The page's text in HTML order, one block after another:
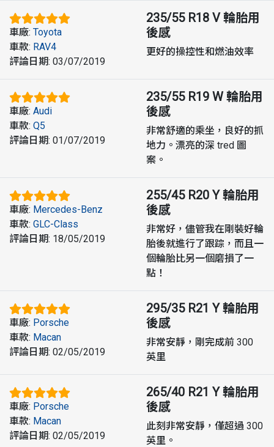
車廠: Toyota
車款: RAV4
評論日期: 03/07/2019
235/55 R18 V 輪胎用
後感
更好的操控性和燃油效率
車廠: Audi
車款: Q5
評論日期: 01/07/2019
235/55 R19 W 輪胎用
後感
非常舒適的乘坐，良好的抓
地力。漂亮的深 tred 圖
案。
車廠: Mercedes-Benz
車款: GLC-Class
評論日期: 18/05/2019
255/45 R20 Y 輪胎用
後感
非常好，儘管我在剛裝好輪
胎後就進行了跟踪，而且一
個輪胎比另一個磨損了一
點！
車廠: Porsche
車款: Macan
評論日期: 02/05/2019
295/35 R21 Y 輪胎用
後感
非常安靜，剛完成前 300
英里
車廠: Porsche
車款: Macan
評論日期: 02/05/2019
265/40 R21 Y 輪胎用
後感
此刻非常安靜，僅超過 300
英里。